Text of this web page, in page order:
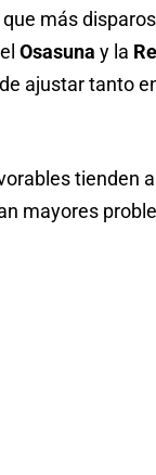
más
Osasuna y la
ajustar tanto
tienden
mayores